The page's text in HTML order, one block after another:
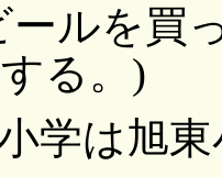
ルを買
る。)
学は旭東